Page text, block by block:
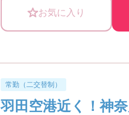
★休日多い！年間休日115日。月
★教育バッチリ！：全6ヶ月。配
お気に入り
常勤（二交替制）
羽田空港近く！神